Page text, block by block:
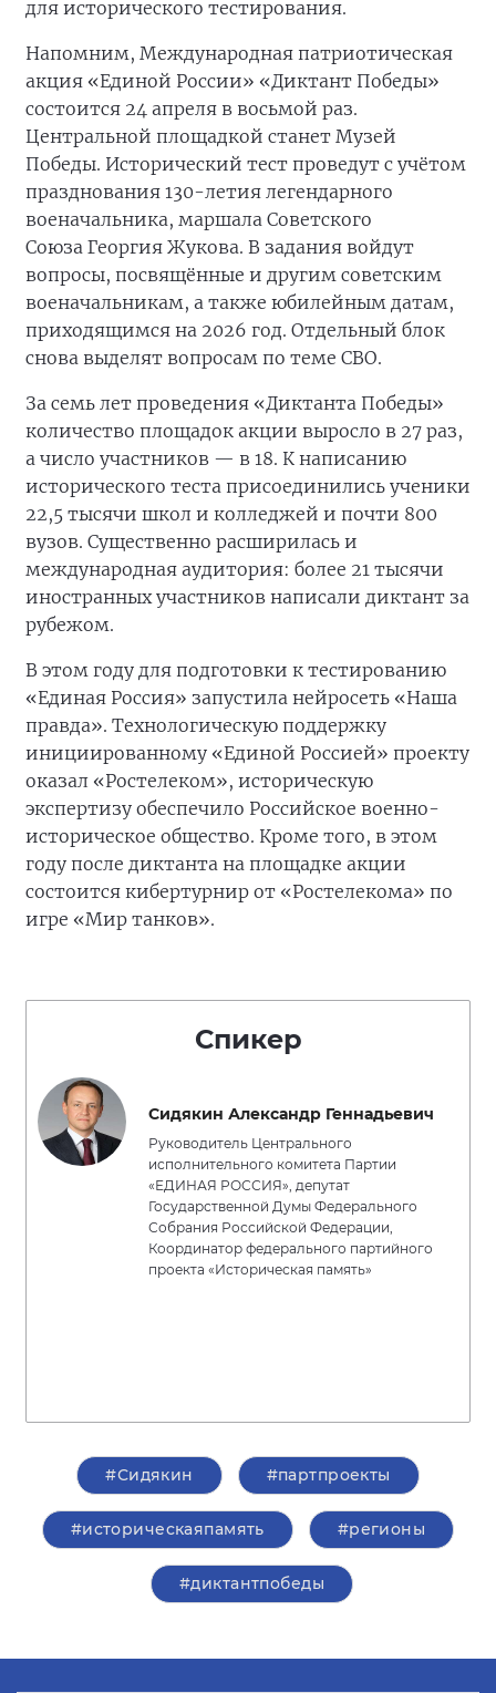
для исторического тестирования.
Напомним, Международная патриотическая
акция «Единой России» «Диктант Победы»
состоится 24 апреля в восьмой раз.
Центральной площадкой станет Музей
Победы. Исторический тест проведут с учётом
празднования 130-летия легендарного
военачальника, маршала Советского
Союза Георгия Жукова. В задания войдут
вопросы, посвящённые и другим советским
военачальникам, а также юбилейным датам,
приходящимся на 2026 год. Отдельный блок
снова выделят вопросам по теме СВО.
За семь лет проведения «Диктанта Победы»
количество площадок акции выросло в 27 раз,
а число участников — в 18. К написанию
исторического теста присоединились ученики
22,5 тысячи школ и колледжей и почти 800
вузов. Существенно расширилась и
международная аудитория: более 21 тысячи
иностранных участников написали диктант за
рубежом.
В этом году для подготовки к тестированию
«Единая Россия» запустила нейросеть «Наша
правда». Технологическую поддержку
инициированному «Единой Россией» проекту
оказал «Ростелеком», историческую
экспертизу обеспечило Российское военно-
историческое общество. Кроме того, в этом
году после диктанта на площадке акции
состоится кибертурнир от «Ростелекома» по
игре «Мир танков».
Спикер
Сидякин Александр Геннадьевич
Руководитель Центрального
исполнительного комитета Партии
«ЕДИНАЯ РОССИЯ», депутат
Государственной Думы Федерального
Собрания Российской Федерации,
Координатор федерального партийного
проекта «Историческая память»
#Сидякин #партпроекты
#историческаяпамять #регионы
#диктантпобеды